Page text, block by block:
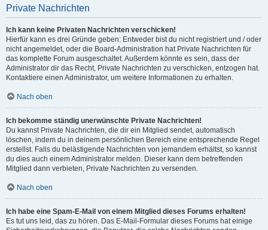
Private Nachrichten
Ich kann keine Privaten Nachrichten verschicken!
Hierfür kann es drei Gründe geben: Entweder bist du nicht registriert und / oder
nicht angemeldet, oder die Board-Administration hat Private Nachrichten für
das komplette Forum ausgeschaltet. Außerdem könnte es sein, dass der
Administrator dir das Recht, Private Nachrichten zu verschicken, entzogen hat.
Kontaktiere einen Administrator, um weitere Informationen zu erhalten.
Nach oben
Ich bekomme ständig unerwünschte Private Nachrichten!
Du kannst Private Nachrichten, die dir ein Mitglied sendet, automatisch
löschen, indem du in deinem persönlichen Bereich eine entsprechende Regel
erstellst. Falls du belästigende Nachrichten von jemandem erhältst, so kannst
du dies auch einem Administrator melden. Dieser kann dem betreffenden
Mitglied dann verbieten, Private Nachrichten zu versenden.
Nach oben
Ich habe eine Spam-E-Mail von einem Mitglied dieses Forums erhalten!
Es tut uns leid, das zu hören. Das E-Mail-Formular dieses Forums hat einige